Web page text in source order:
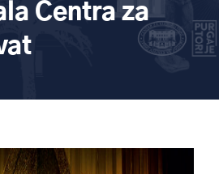
Centra za